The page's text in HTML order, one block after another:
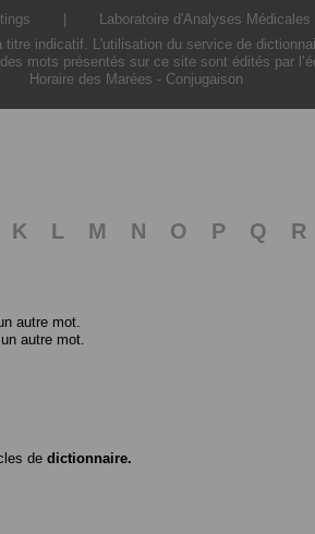
Laboratoire d'Analyses Médicales
indicatif. L'utilisation du service de
mots présentés sur ce site sont édités par
Horaire des Marées - Conjugaison
K L M N O P Q R
autre mot.
autre mot.
de dictionnaire.